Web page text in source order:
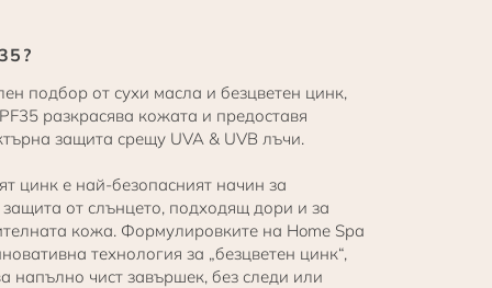
подбор от сухи масла и безцветен цинк,
разкрасява кожата и предоставя
защита срещу UVA & UVB лъчи.
цинк е най-безопасният начин за
от слънцето, подходящ дори и за
кожа. Формулировките на Home Spa
технология за „безцветен цинк“,
напълно чист завършек, без следи или